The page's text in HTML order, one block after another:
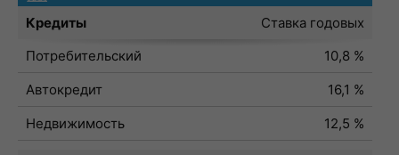
Кредиты
Ставка годовых
Потребительский
10,8 %
Автокредит
16,1 %
Недвижимость
12,5 %